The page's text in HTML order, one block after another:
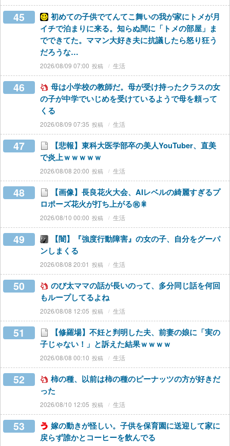
45
初めての子供でてんてこ舞いの我が家にトメが月
イチで泊まりに来る。知らぬ間に「トメの部屋」ま
でできてた。ママン大好き夫に抗議したら怒り狂う
だろうな…
2026/08/09 07:00 生活
46
母は小学校の教師だ。母が受け持ったクラスの女
の子が中学でいじめを受けているようで母を頼って
くる
2026/08/09 07:35 生活
47
【悲報】東科大医学部卒の美人YouTuber、直美
で炎上ｗｗｗｗｗ
2026/08/08 20:00 生活
48
【画像】長良花火大会、AIレベルの綺麗すぎるプ
ロポーズ花火が打ち上がる㊗🎇
2026/08/10 00:00 生活
49
【闇】『強度行動障害』の女の子、自分をグーパ
ンしまくる
2026/08/08 20:01 生活
50
のび太ママの話が長いのって、多分同じ話を何回
もループしてるよね
2026/08/08 12:05 生活
51
【修羅場】不妊と判明した夫、前妻の娘に「実の
子じゃない！」と訴えた結果ｗｗｗｗ
2026/08/08 00:10 生活
52
柿の種、以前は柿の種のピーナッツの方が好きだ
った
2026/08/10 12:05 生活
53
嫁の動きが怪しい。子供を保育園に送迎して家に
戻らず誰かとコーヒーを飲んでる